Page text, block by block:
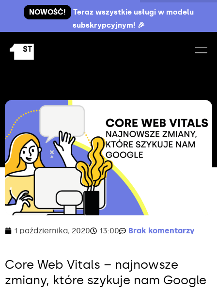
NOWOŚĆ!
Teraz wszystkie usługi w modelu
subskrypcyjnym! 🎉
1 października, 2020 13:00 Brak komentarzy
Core Web Vitals – najnowsze
zmiany, które szykuje nam Google